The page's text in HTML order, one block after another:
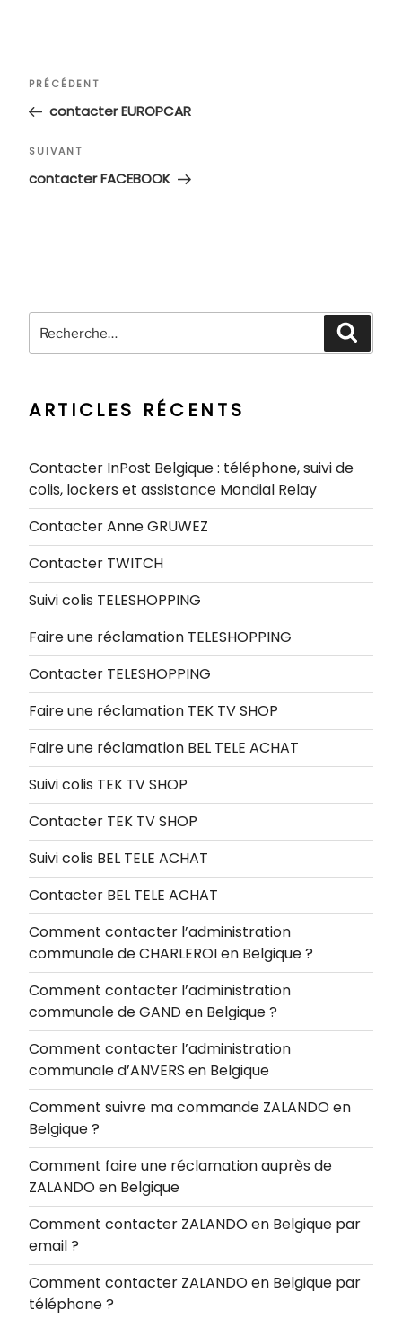
Navigation
l’article
Article
précédent
PRÉCÉDENT
contacter EUROPCAR
Article
suivant
SUIVANT
contacter FACEBOOK
pour
ARTICLES RÉCENTS
Contacter InPost Belgique : téléphone, suivi de
colis, lockers et assistance Mondial Relay
Contacter Anne GRUWEZ
Contacter TWITCH
Suivi colis TELESHOPPING
Faire une réclamation TELESHOPPING
Contacter TELESHOPPING
Faire une réclamation TEK TV SHOP
Faire une réclamation BEL TELE ACHAT
Suivi colis TEK TV SHOP
Contacter TEK TV SHOP
Suivi colis BEL TELE ACHAT
Contacter BEL TELE ACHAT
Comment contacter l’administration
communale de CHARLEROI en Belgique ?
Comment contacter l’administration
communale de GAND en Belgique ?
Comment contacter l’administration
communale d’ANVERS en Belgique
Comment suivre ma commande ZALANDO en
Belgique ?
Comment faire une réclamation auprès de
ZALANDO en Belgique
Comment contacter ZALANDO en Belgique par
email ?
Comment contacter ZALANDO en Belgique par
téléphone ?